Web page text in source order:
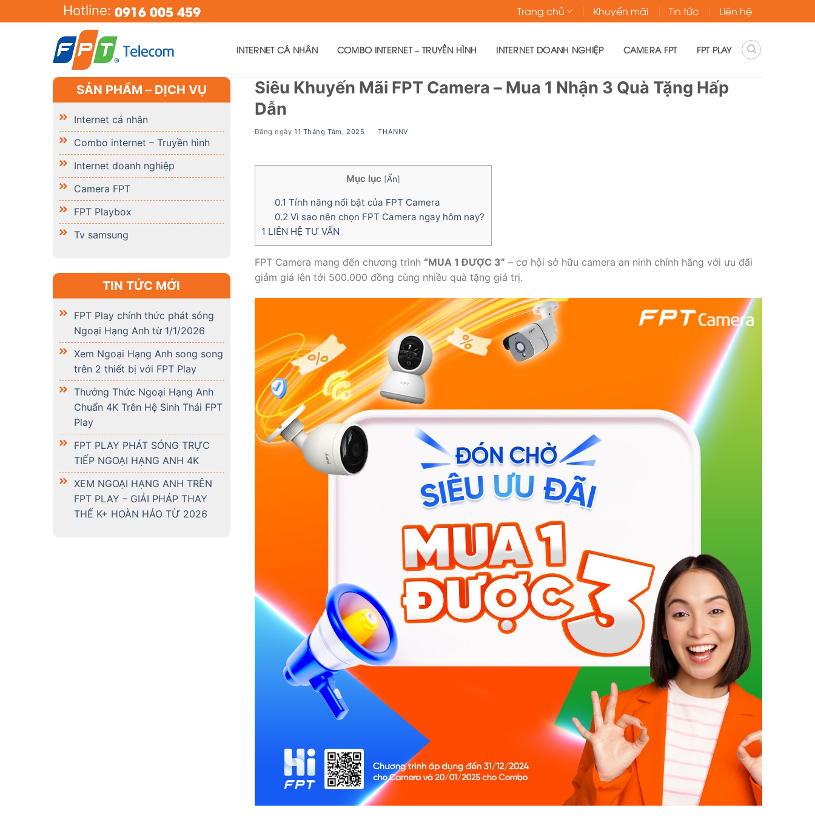
to
Hotline: 0916 005 459 Trang chủ Khuyến mãi Tin tức Liên hệ
INTERNET CÁ NHÂN COMBO INTERNET – TRUYỀN HÌNH INTERNET DOANH NGHIỆP CAMERA FPT FPT PLAY
SẢN PHẨM – DỊCH VỤ
Internet cá nhân
Combo internet – Truyền hình
Internet doanh nghiệp
Camera FPT
FPT Playbox
Tv samsung
TIN TỨC MỚI
FPT Play chính thức phát sóng
Ngoại Hạng Anh từ 1/1/2026
Xem Ngoại Hạng Anh song song
trên 2 thiết bị với FPT Play
Thưởng Thức Ngoại Hạng Anh
Chuẩn 4K Trên Hệ Sinh Thái FPT
Play
FPT PLAY PHÁT SÓNG TRỰC
TIẾP NGOẠI HẠNG ANH 4K
XEM NGOẠI HẠNG ANH TRÊN
FPT PLAY – GIẢI PHÁP THAY
THẾ K+ HOÀN HẢO TỪ 2026
Siêu Khuyến Mãi FPT Camera – Mua 1 Nhận 3 Quà Tặng Hấp
Dẫn
Đăng ngày11 Tháng Tám, 2025 BYTHANNV
Mục lục [Ẩn]
0.1 Tính năng nổi bật của FPT Camera
0.2 Vì sao nên chọn FPT Camera ngay hôm nay?
1 LIÊN HỆ TƯ VẤN
FPT Camera mang đến chương trình “MUA 1 ĐƯỢC 3” – cơ hội sở hữu camera an ninh chính hãng với ưu đãi
giảm giá lên tới 500.000 đồng cùng nhiều quà tặng giá trị.